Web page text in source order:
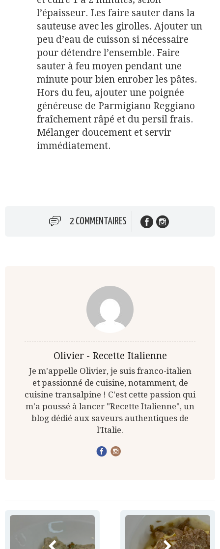
l’épaisseur. Les faire sauter dans la
sauteuse avec les girolles. Ajouter un
peu d’eau de cuisson si nécessaire
pour détendre l’ensemble. Faire
sauter à feu moyen pendant une
minute pour bien enrober les pâtes.
Hors du feu, ajouter une poignée
généreuse de Parmigiano Reggiano
fraîchement râpé et du persil frais.
Mélanger doucement et servir
immédiatement.
2 COMMENTAIRES
Olivier - Recette Italienne
Je m'appelle Olivier, je suis franco-italien
et passionné de cuisine, notamment, de
cuisine transalpine ! C'est cette passion qui
m'a poussé à lancer "Recette Italienne", un
blog dédié aux saveurs authentiques de
l'Italie.